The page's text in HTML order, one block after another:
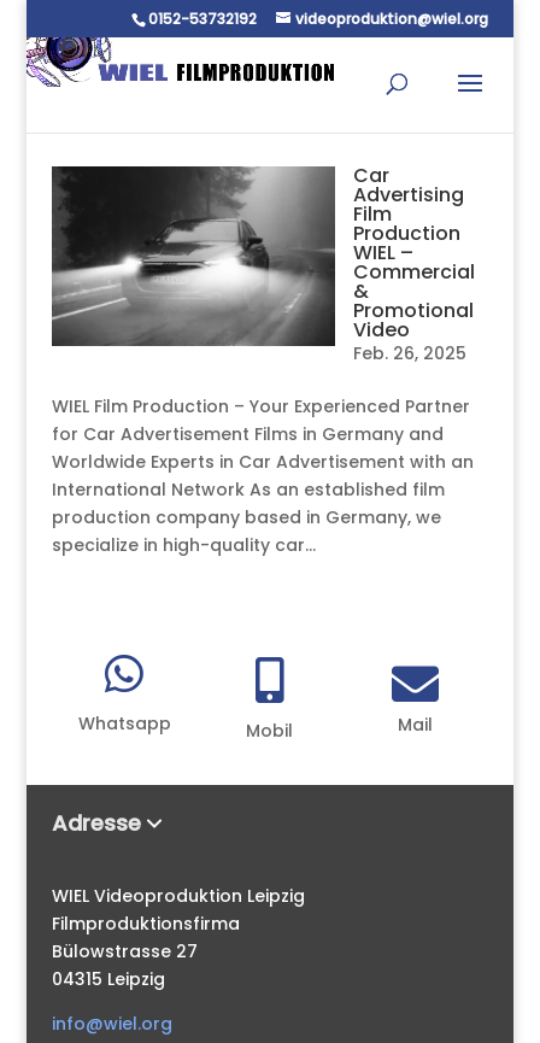
0152-53732192 videoproduktion@wiel.org
Car
Advertising
Film
Production
WIEL –
Commercial
&
Promotional
Video
Feb. 26, 2025
WIEL Film Production – Your Experienced Partner
for Car Advertisement Films in Germany and
Worldwide Experts in Car Advertisement with an
International Network As an established film
production company based in Germany, we
specialize in high-quality car...

Whatsapp

Mobil

Mail
Adresse
WIEL Videoproduktion Leipzig
Filmproduktionsfirma
Bülowstrasse 27
04315 Leipzig
info@wiel.org